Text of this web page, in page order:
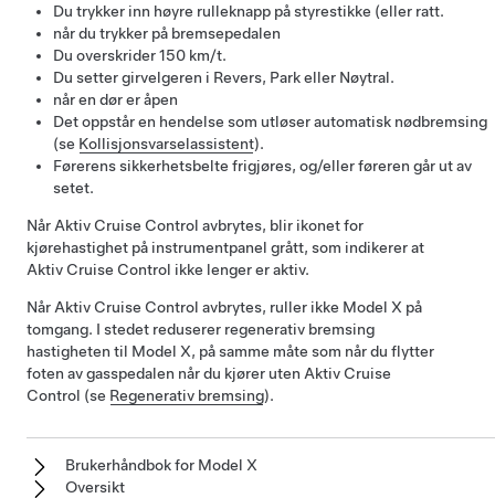
Du trykker inn høyre rulleknapp påstyrestikke (eller ratt.
når du trykker på bremsepedalen
Du overskrider150 km/t.
Du setter girvelgeren i Revers, Park eller Nøytral.
når en dør er åpen
Det oppstår en hendelse som utløser automatisk nødbremsing
(se Kollisjonsvarselassistent).
Førerens sikkerhetsbelte frigjøres, og/eller føreren går ut av
setet.
Når Aktiv Cruise Control avbrytes, blir ikonet for
kjørehastighet på instrumentpanel grått, som indikerer at
Aktiv Cruise Control ikke lenger er aktiv.
Når Aktiv Cruise Control avbrytes, ruller ikke Model X på
tomgang. I stedet reduserer regenerativ bremsing
hastigheten til Model X, på samme måte som når du flytter
foten av gasspedalen når du kjører uten Aktiv Cruise
Control (se Regenerativ bremsing).
Brukerhåndbok for Model X
Oversikt